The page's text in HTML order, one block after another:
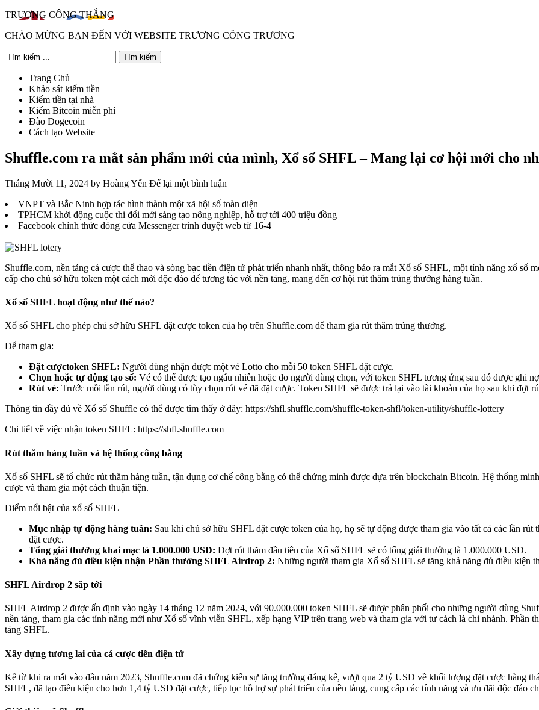
TRƯƠNG CÔNG THẮNG
CHÀO MỪNG BẠN ĐẾN VỚI WEBSITE TRƯƠNG CÔNG TRƯƠNG
Trang Chủ
Khảo sát kiếm tiền
Kiếm tiền tại nhà
Kiếm Bitcoin miễn phí
Đào Dogecoin
Cách tạo Website
Shuffle.com ra mắt sản phẩm mới của mình, Xổ số SHFL – Mang lại cơ hội mới cho
Tháng Mười 11, 2024 by Hoàng Yến Để lại một bình luận
VNPT và Bắc Ninh hợp tác hình thành một xã hội số toàn diện
TPHCM khởi động cuộc thi đổi mới sáng tạo nông nghiệp, hỗ trợ tới 400 triệu đồng
Facebook chính thức đóng cửa Messenger trình duyệt web từ 16-4
Shuffle.com, nền tảng cá cược thể thao và sòng bạc tiền điện tử phát triển nhanh nhất, thông báo ra mắt Xổ số SHFL, một tính năng xổ
cấp cho chủ sở hữu token một cách mới độc đáo để tương tác với nền tảng, mang đến cơ hội rút thăm trúng thưởng hàng tuần.
Xổ số SHFL hoạt động như thế nào?
Xổ số SHFL cho phép chủ sở hữu SHFL đặt cược token của họ trên Shuffle.com để tham gia rút thăm trúng thưởng.
Để tham gia:
Đặt cượctoken SHFL: Người dùng nhận được một vé Lotto cho mỗi 50 token SHFL đặt cược.
Chọn hoặc tự động tạo số: Vé có thể được tạo ngẫu nhiên hoặc do người dùng chọn, với token SHFL tương ứng sau đó được ghi
Rút vé: Trước mỗi lần rút, người dùng có tùy chọn rút vé đã đặt cược. Token SHFL sẽ được trả lại vào tài khoản của họ sau khi đợt
Thông tin đầy đủ về Xổ số Shuffle có thể được tìm thấy ở đây: https://shfl.shuffle.com/shuffle-token-shfl/token-utility/shuffle-lottery
Chi tiết về việc nhận token SHFL: https://shfl.shuffle.com
Rút thăm hàng tuần và hệ thống công bằng
Xổ số SHFL sẽ tổ chức rút thăm hàng tuần, tận dụng cơ chế công bằng có thể chứng minh được dựa trên blockchain Bitcoin. Hệ thống
cược và tham gia một cách thuận tiện.
Điểm nổi bật của xổ số SHFL
Mục nhập tự động hàng tuần: Sau khi chủ sở hữu SHFL đặt cược token của họ, họ sẽ tự động được tham gia vào tất cả các lần
đặt cược.
Tổng giải thưởng khai mạc là 1.000.000 USD: Đợt rút thăm đầu tiên của Xổ số SHFL sẽ có tổng giải thưởng là 1.000.000 USD.
Khả năng đủ điều kiện nhận Phần thưởng SHFL Airdrop 2: Những người tham gia Xổ số SHFL sẽ tăng khả năng đủ điều kiện
SHFL Airdrop 2 sắp tới
SHFL Airdrop 2 được ấn định vào ngày 14 tháng 12 năm 2024, với 90.000.000 token SHFL sẽ được phân phối cho những người dùng
nền tảng, tham gia các tính năng mới như Xổ số vĩnh viễn SHFL, xếp hạng VIP trên trang web và tham gia với tư cách là chi nhánh. Phần
tảng SHFL.
Xây dựng tương lai của cá cược tiền điện tử
Kể từ khi ra mắt vào đầu năm 2023, Shuffle.com đã chứng kiến ​​​​sự tăng trưởng đáng kể, vượt qua 2 tỷ USD về khối lượng đặt cược hàng
SHFL, đã tạo điều kiện cho hơn 1,4 tỷ USD đặt cược, tiếp tục hỗ trợ sự phát triển của nền tảng, cung cấp các tính năng và ưu đãi độc đáo